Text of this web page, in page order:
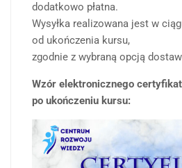
dodatkowo płatna.
Wysyłka realizowana jest w
od ukończenia kursu,
zgodnie z wybraną opcją
Wzór elektronicznego
po ukończeniu kursu: